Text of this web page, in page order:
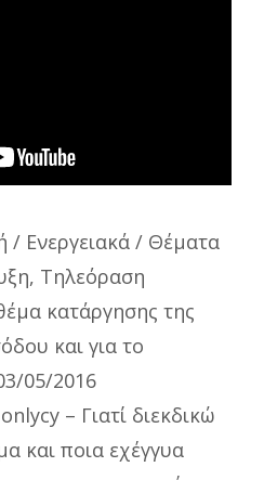
/ Ενεργειακά / Θέματα
, Τηλεόραση
κατάργησης της
και για το
05/2016
– Γιατί διεκδικώ
και ποια εχέγγυα